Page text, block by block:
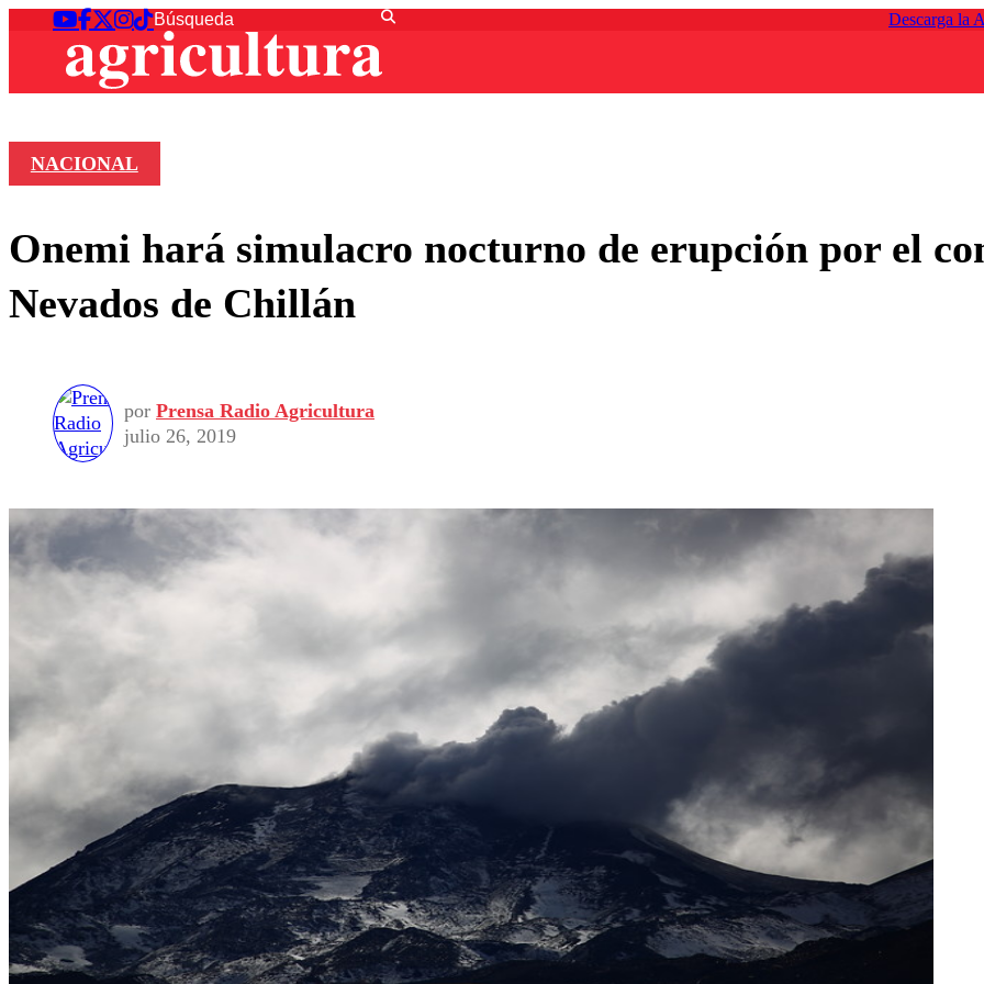
Descarga la
NACIONAL
Onemi hará simulacro nocturno de erupción por el
Nevados de Chillán
por Prensa Radio Agricultura
julio 26, 2019